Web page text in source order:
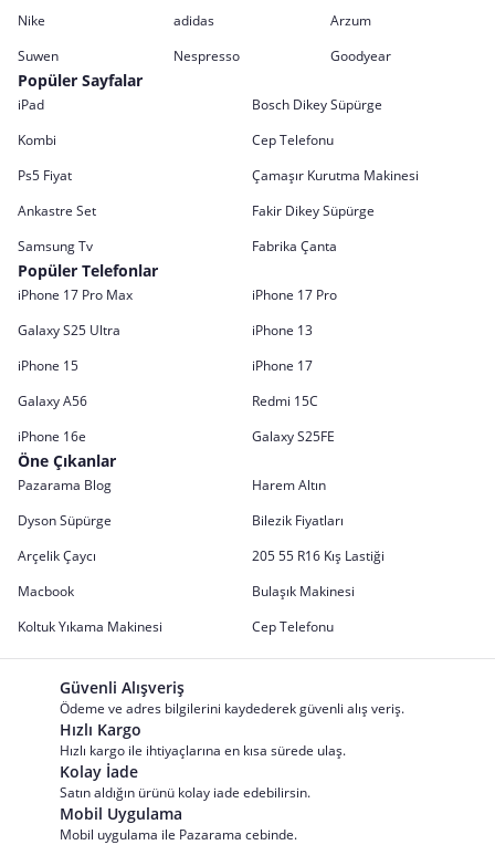
Nike adidas
Arzum
Suwen
Nespresso Goodyear
Popüler Sayfalar
iPad
Bosch Dikey Süpürge
Kombi
Cep Telefonu
Ps5 Fiyat
Çamaşır Kurutma Makinesi
Ankastre Set
Fakir Dikey Süpürge
Samsung Tv
Fabrika Çanta
Popüler Telefonlar
iPhone 17 Pro Max
iPhone 17 Pro
Galaxy S25 Ultra
iPhone 13
iPhone 15
iPhone 17
Galaxy A56
Redmi 15C
iPhone 16e
Galaxy S25FE
Öne Çıkanlar
Pazarama Blog
Harem Altın
Dyson Süpürge
Bilezik Fiyatları
Arçelik Çaycı
205 55 R16 Kış Lastiği
Macbook
Bulaşık Makinesi
Koltuk Yıkama Makinesi
Cep Telefonu
Güvenli Alışveriş
Ödeme ve adres bilgilerini kaydederek güvenli alış veriş.
Hızlı Kargo
Hızlı kargo ile ihtiyaçlarına en kısa sürede ulaş.
Kolay İade
Satın aldığın ürünü kolay iade edebilirsin.
Mobil Uygulama
Mobil uygulama ile Pazarama cebinde.